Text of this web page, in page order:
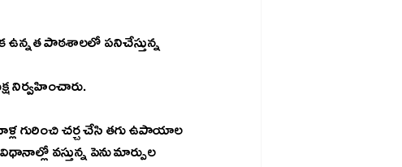
ఉన్నత పాఠశాలలో పనిచేస్తున్న
నిర్వహించారు.
గురించి చర్చ చేసి తగు ఉపాయాల
వస్తున్న పెను మార్పుల